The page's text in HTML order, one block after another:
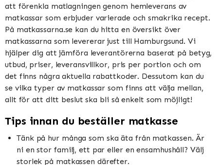
att förenkla matlagningen genom hemleverans av
matkassar som erbjuder varierade och smakrika recept.
På matkassarna.se kan du hitta en översikt över
matkassarna som levererar just till Hamburgsund. Vi
hjälper dig att jämföra leverantörerna baserat på betyg,
utbud, priser, leveransvillkor, pris per portion och om
det finns några aktuella rabattkoder. Dessutom kan du
se vilka typer av matkassar som finns att välja mellan,
allt för att ditt beslut ska bli så enkelt som möjligt!
Tips innan du beställer matkasse
Tänk på hur många som ska äta från matkassen. Är
ni en stor familj, ett par eller en ensamhushåll? Välj
storlek på matkassen därefter.